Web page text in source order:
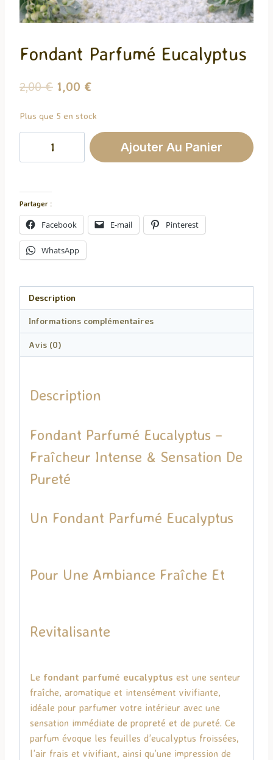
Fondant Parfumé Eucalyptus
2,00€ Le
2,00 €.
1,00 €
est :
1,00 €.
Plus que 5 en stock
Eucalyptus
Ajouter Au Panier
Partager :
Facebook E-mail Pinterest
WhatsApp
Description
Informations complémentaires
Avis (0)
Description
Fondant Parfumé Eucalyptus –
Fraîcheur Intense & Sensation De
Pureté
Un Fondant Parfumé Eucalyptus
Pour Une Ambiance Fraîche Et
Revitalisante
Le fondant parfumé eucalyptus est une senteur
fraîche, aromatique et intensément vivifiante,
idéale pour parfumer votre intérieur avec une
sensation immédiate de propreté et de pureté. Ce
parfum évoque les feuilles d’eucalyptus froissées,
l’air frais et vivifiant, ainsi qu’une impression de